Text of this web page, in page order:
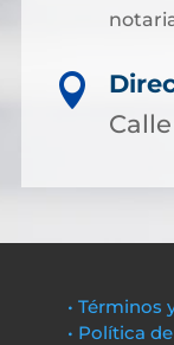

• Términos
• Política